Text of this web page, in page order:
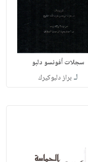
سجلات أفونسو دلبو
لـ براز دلبوكيرك